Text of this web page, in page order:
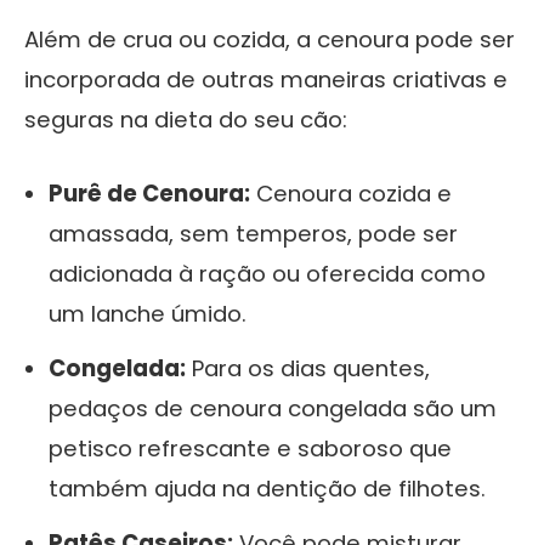
Além de crua ou cozida, a cenoura pode ser
incorporada de outras maneiras criativas e
seguras na dieta do seu cão:
Purê de Cenoura: Cenoura cozida e
amassada, sem temperos, pode ser
adicionada à ração ou oferecida como
um lanche úmido.
Congelada: Para os dias quentes,
pedaços de cenoura congelada são um
petisco refrescante e saboroso que
também ajuda na dentição de filhotes.